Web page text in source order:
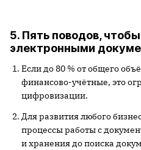
5. Пять поводов,
электронными
Если до 80 % от общего
финансово-учётные, это
цифровизации.
Для развития любого
процессы работы с
и хранения до поиска